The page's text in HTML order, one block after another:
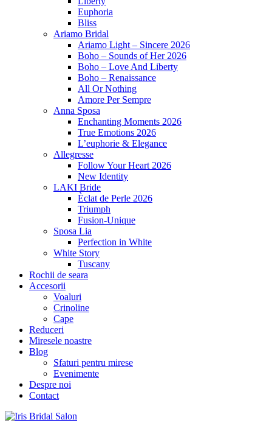
Euphoria
Bliss
Ariamo Bridal
Ariamo Light – Sincere 2026
Boho – Sounds of Her 2026
Boho – Love And Liberty
Boho – Renaissance
All Or Nothing
Amore Per Sempre
Anna Sposa
Enchanting Moments 2026
True Emotions 2026
L’euphorie & Elegance
Allegresse
Follow Your Heart 2026
New Identity
LAKI Bride
Èclat de Perle 2026
Triumph
Fusion-Unique
Sposa Lia
Perfection in White
White Story
Tuscany
Rochii de seara
Accesorii
Voaluri
Crinoline
Cape
Reduceri
Miresele noastre
Blog
Sfaturi pentru mirese
Evenimente
Despre noi
Contact